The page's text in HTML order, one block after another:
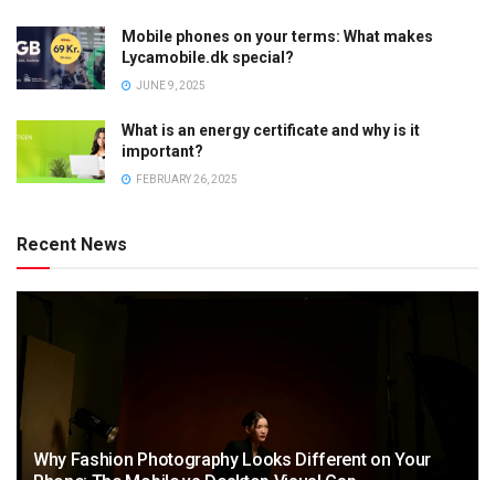
Mobile phones on your terms: What makes
Lycamobile.dk special?
JUNE 9, 2025
What is an energy certificate and why is it
important?
FEBRUARY 26, 2025
Recent News
Why Fashion Photography Looks Different on Your